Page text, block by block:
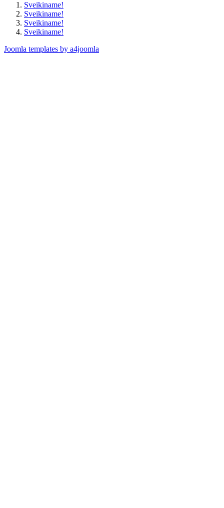
Sveikiname!
Sveikiname!
Sveikiname!
Sveikiname!
Joomla templates by a4joomla